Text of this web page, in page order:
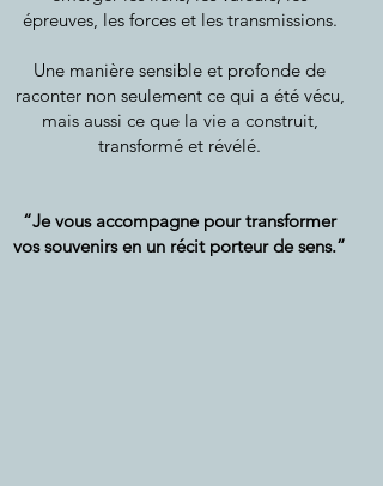
épreuves, les forces et les transmissions.
Une manière sensible et profonde de
raconter non seulement ce qui a été vécu,
mais aussi ce que la vie a construit,
transformé et révélé.
“Je vous accompagne pour transformer
vos souvenirs en un récit porteur de sens.”